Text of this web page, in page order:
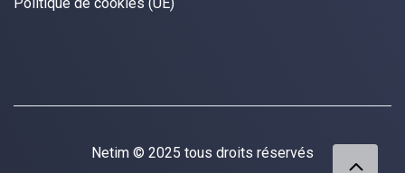
Netim © 2025 tous droits réservés